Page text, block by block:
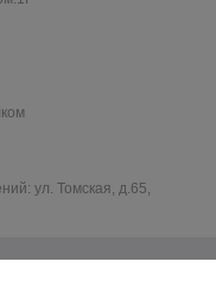
ул. Томская, д.65,